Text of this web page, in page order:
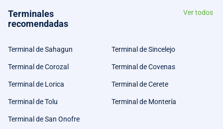
Terminales
recomendadas
Ver todos
Terminal de Sahagun Terminal de Sincelejo
Terminal de Corozal Terminal de Covenas
Terminal de Lorica Terminal de Cerete
Terminal de Tolu Terminal de Montería
Terminal de San Onofre